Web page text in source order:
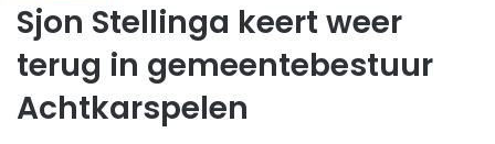
Sjon Stellinga keert weer
terug in gemeentebestuur
Achtkarspelen